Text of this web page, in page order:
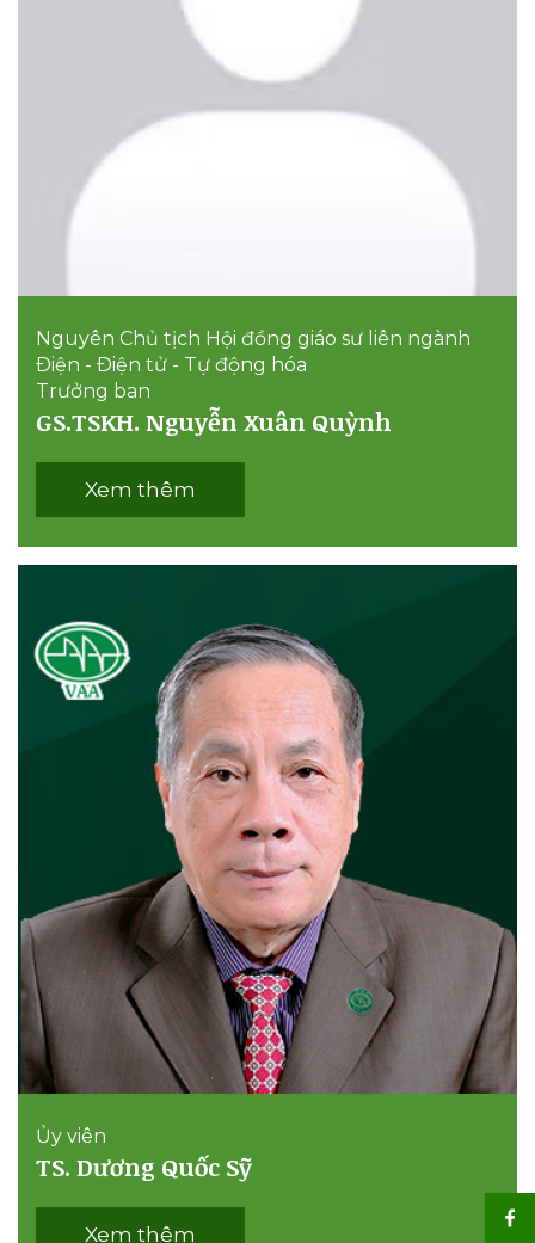
Nguyên Chủ tịch Hội đồng giáo sư liên ngành
Ðiện - Ðiện tử - Tự động hóa
Trưởng ban
GS.TSKH. Nguyễn Xuân Quỳnh
Xem thêm
Ủy viên
TS. Dương Quốc Sỹ
Xem thêm